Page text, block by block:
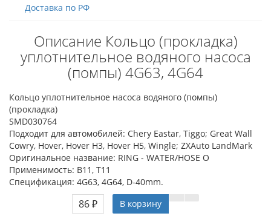
Доставка по РФ
Описание Кольцо (прокладка)
уплотнительное водяного насоса
(помпы) 4G63, 4G64
Кольцо уплотнительное насоса водяного (помпы)
(прокладка)
SMD030764
Подходит для автомобилей: Chery Eastar, Tiggo; Great Wall
Cowry, Hover, Hover H3, Hover H5, Wingle; ZXAuto LandMark
Оригинальное название: RING - WATER/HOSE O
Применимость: B11, T11
Спецификация: 4G63, 4G64, D-40mm.
86 ₽
В корзину